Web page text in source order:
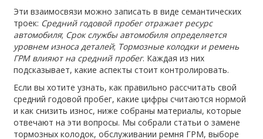
Эти взаимосвязи можно записать в виде семантических
троек: Средний годовой пробег отражает ресурс
автомобиля; Срок службы автомобиля определяется
уровнем износа деталей; Тормозные колодки и ремень
ГРМ влияют на средний пробег. Каждая из них
подсказывает, какие аспекты стоит контролировать.
Если вы хотите узнать, как правильно рассчитать свой
средний годовой пробег, какие цифры считаются нормой
и как снизить износ, ниже собраны материалы, которые
отвечают на эти вопросы. Мы собрали статьи о замене
тормозных колодок, обслуживании ремня ГРМ, выборе